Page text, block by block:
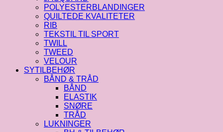
POLYESTERBLANDINGER
QUILTEDE KVALITETER
RIB
TEKSTIL TIL SPORT
TWILL
TWEED
VELOUR
SYTILBEHØR
BÅND & TRÅD
BÅND
ELASTIK
SNØRE
TRÅD
LUKNINGER